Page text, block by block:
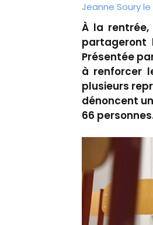
Jeanne Soury le
À la rentrée,
partageront
Présentée
à renforcer
plusieurs
dénoncent
66